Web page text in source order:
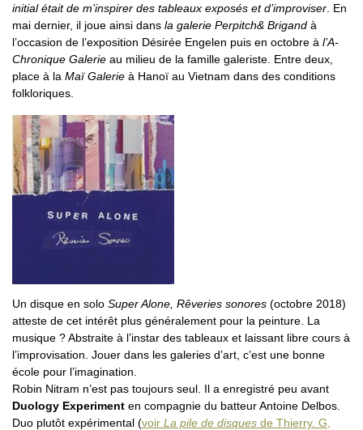
initial était de m’inspirer des tableaux exposés et d’improviser . En
mai dernier, il joue ainsi dans la galerie Perpitch& Brigand à
l’occasion de l’exposition Désirée Engelen puis en octobre à l’A-
Chronique Galerie au milieu de la famille galeriste. Entre deux,
place à la Maï Galerie à Hanoï au Vietnam dans des conditions
folkloriques.
Un disque en solo Super Alone, Rêveries sonores (octobre 2018)
atteste de cet intérêt plus généralement pour la peinture. La
musique ? Abstraite à l’instar des tableaux et laissant libre cours à
l’improvisation. Jouer dans les galeries d’art, c’est une bonne
école pour l’imagination.
Robin Nitram n’est pas toujours seul. Il a enregistré peu avant
Duology Experiment en compagnie du batteur Antoine Delbos.
Duo plutôt expérimental (voir La pile de disques de Thierry. G,